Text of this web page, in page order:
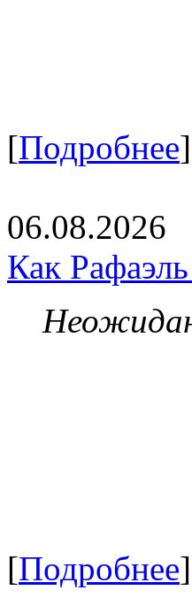
[Подробнее]
06.08.2026
Как
[Подробнее]